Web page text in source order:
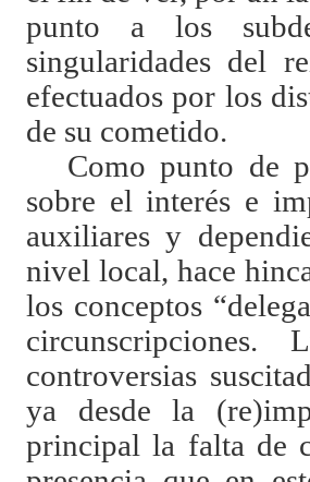
punto a los
singularidades del
efectuados por los
de su cometido.
Como punto de
sobre el interés e
auxiliares y
nivel local, hace
los conceptos
controversias
ya desde la
principal la falta de